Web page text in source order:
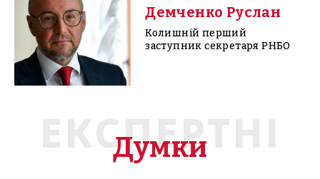
Демченко Руслан
Колишній перший
заступник секретаря РНБО
ЕКСПЕРТНІ
Думки